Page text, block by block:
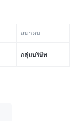
สมาคม
กลุ่มบริษัท